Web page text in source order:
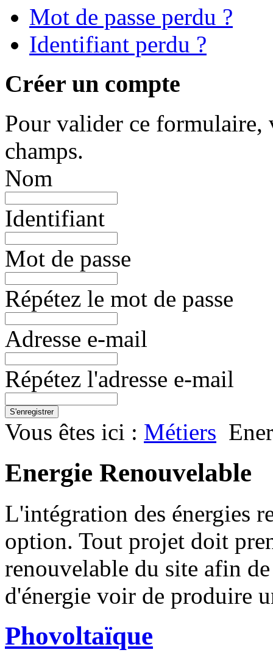
Mot de passe perdu ?
Identifiant perdu ?
Créer un compte
Pour valider ce formulaire,
champs.
Nom
Identifiant
Mot de passe
Répétez le mot de passe
Adresse e-mail
Répétez l'adresse e-mail
S'enregistrer
Vous êtes ici : Métiers
Energie Renouvelable
L'intégration des énergies
option. Tout projet doit
renouvelable du site afin
d'énergie voir de produire
Phovoltaïque